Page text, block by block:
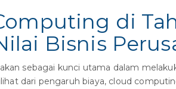
di
Bisnis
sebagai kunci utama dalam
dari pengaruh biaya, cloud